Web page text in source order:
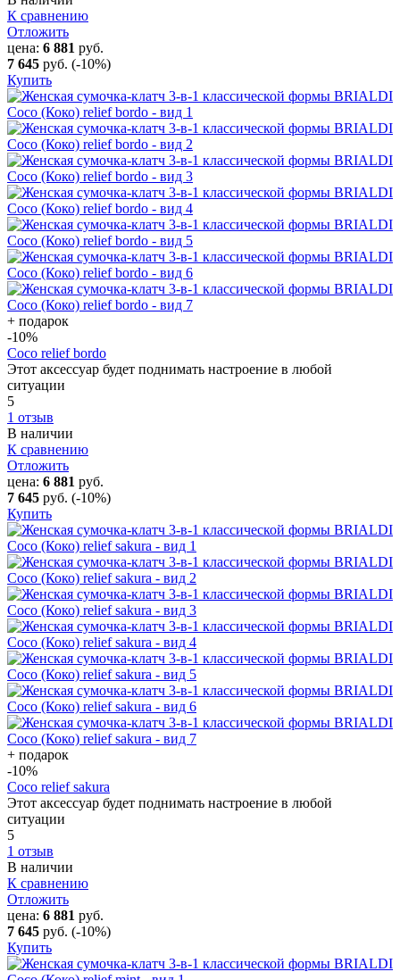
К сравнению
Отложить
цена: 6 881 руб.
7 645 руб. (-10%)
Купить
+ подарок
-10%
Coco relief bordo
Этот аксессуар будет поднимать настроение в любой
ситуации
5
1 отзыв
В наличии
К сравнению
Отложить
цена: 6 881 руб.
7 645 руб. (-10%)
Купить
+ подарок
-10%
Coco relief sakura
Этот аксессуар будет поднимать настроение в любой
ситуации
5
1 отзыв
В наличии
К сравнению
Отложить
цена: 6 881 руб.
7 645 руб. (-10%)
Купить